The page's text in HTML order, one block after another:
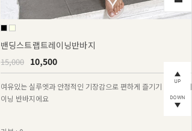
밴딩스트랩트레이닝반바지
15,000 10,500
여유있는 실루엣과 안정적인 기장감으로 편하게 즐기기 좋은 트레
이닝 반바지에요